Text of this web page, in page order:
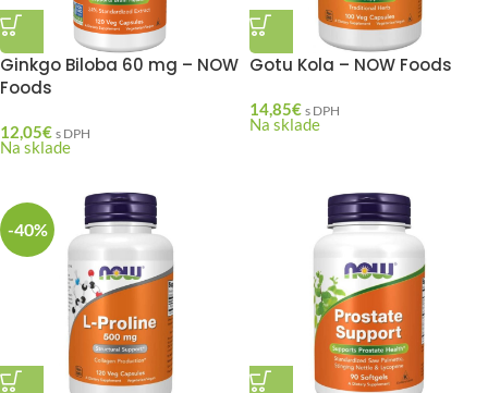
Ginkgo Biloba 60 mg – NOW
Foods
12,05€ s DPH
Na sklade
Gotu Kola – NOW Foods
14,85€ s DPH
Na sklade
-40%